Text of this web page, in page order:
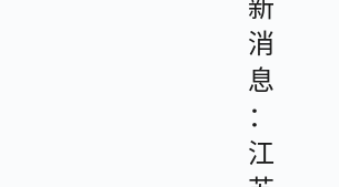
新
消
息
：
江